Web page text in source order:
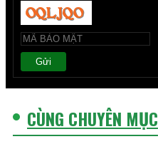
Gửi
CÙNG CHUYÊN MỤC